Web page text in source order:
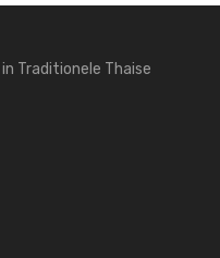
Traditionele Thaise